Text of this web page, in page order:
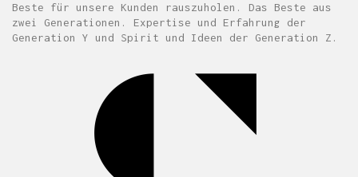
Beste für unsere Kunden rauszuholen. Das Beste aus
zwei Generationen. Expertise und Erfahrung der
Generation Y und Spirit und Ideen der Generation Z.